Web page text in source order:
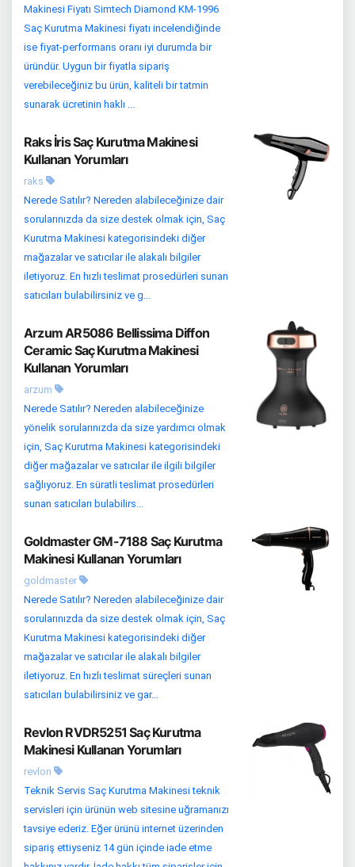
Makinesi Fiyatı Simtech Diamond KM-1996
Saç Kurutma Makinesi fiyatı incelendiğinde
ise fiyat-performans oranı iyi durumda bir
üründür. Uygun bir fiyatla sipariş
verebileceğiniz bu ürün, kaliteli bir tatmin
sunarak ücretinin haklı ...
Raks İris Saç Kurutma Makinesi
Kullanan Yorumları
raks
Nerede Satılır? Nereden alabileceğinize dair
sorularınızda da size destek olmak için, Saç
Kurutma Makinesi kategorisindeki diğer
mağazalar ve satıcılar ile alakalı bilgiler
iletiyoruz. En hızlı teslimat prosedürleri sunan
satıcıları bulabilirsiniz ve g...
Arzum AR5086 Bellissima Diffon
Ceramic Saç Kurutma Makinesi
Kullanan Yorumları
arzum
Nerede Satılır? Nereden alabileceğinize
yönelik sorularınızda da size yardımcı olmak
için, Saç Kurutma Makinesi kategorisindeki
diğer mağazalar ve satıcılar ile ilgili bilgiler
sağlıyoruz. En süratli teslimat prosedürleri
sunan satıcıları bulabilirs...
Goldmaster GM-7188 Saç Kurutma
Makinesi Kullanan Yorumları
goldmaster
Nerede Satılır? Nereden alabileceğinize dair
sorularınızda da size destek olmak için, Saç
Kurutma Makinesi kategorisindeki diğer
mağazalar ve satıcılar ile alakalı bilgiler
iletiyoruz. En hızlı teslimat süreçleri sunan
satıcıları bulabilirsiniz ve gar...
Revlon RVDR5251 Saç Kurutma
Makinesi Kullanan Yorumları
revlon
Teknik Servis Saç Kurutma Makinesi teknik
servisleri için ürünün web sitesine uğramanızı
tavsiye ederiz. Eğer ürünü internet üzerinden
sipariş ettiyseniz 14 gün içinde iade etme